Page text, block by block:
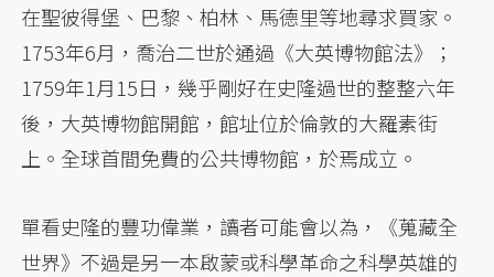
在聖彼得堡、巴黎、柏林、馬德里等地尋求買家。
1753年6月，喬治二世於通過《大英博物館法》；
1759年1月15日，幾乎剛好在史隆過世的整整六年
後，大英博物館開館，館址位於倫敦的大羅素街
上。全球首間免費的公共博物館，於焉成立。
單看史隆的豐功偉業，讀者可能會以為，《蒐藏全
世界》不過是另一本啟蒙或科學革命之科學英雄的